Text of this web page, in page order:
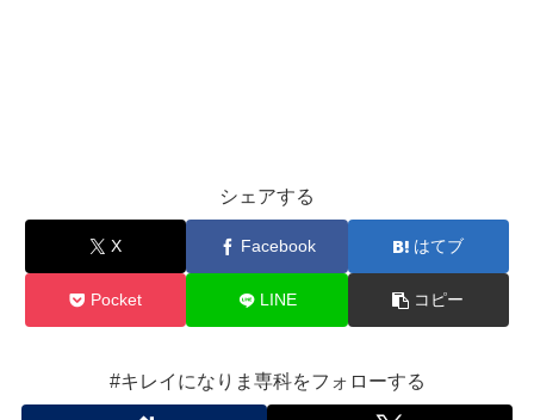
シェアする
X Facebook はてブ
Pocket LINE コピー
#キレイになりま専科をフォローする